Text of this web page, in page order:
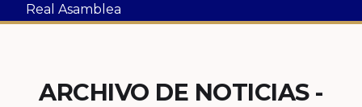
Real Asamblea
ARCHIVO DE NOTICIAS -